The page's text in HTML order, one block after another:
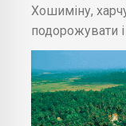
Хошиміну,
подорожувати